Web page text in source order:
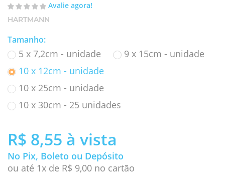
Avalie agora!
HARTMANN
Tamanho:
5 x 7,2cm - unidade
9 x 15cm - unidade
10 x 12cm - unidade
10 x 25cm - unidade
10 x 30cm - 25 unidades
R$ 8,55 à vista
No Pix, Boleto ou Depósito
ou até 1x de R$ 9,00 no cartão